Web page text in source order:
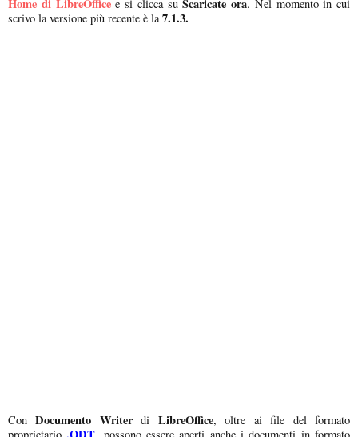
Home di LibreOfficee si clicca suScaricate ora. Nel momento in cui
scrivo la versione più recente è la7.1.3.
ConDocumento Writerdi LibreOffice, oltre ai file del formato